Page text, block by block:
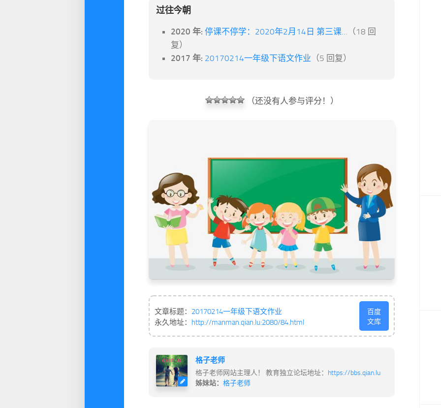
过往今朝
2020 年: 停课不停学：2020年2月14日 第三课... （18 回
复）
2017 年: 20170214一年级下语文作业 （5 回复）
（还没有人参与评分！）
文章标题： 20170214一年级下语文作业
永久地址： http://manman.qian.lu:2080/84.html
百度
文库
格子老师
格子老师网站主理人！ 教育独立论坛地址： https://bbs.qian.lu
姊妹站： 格子老师